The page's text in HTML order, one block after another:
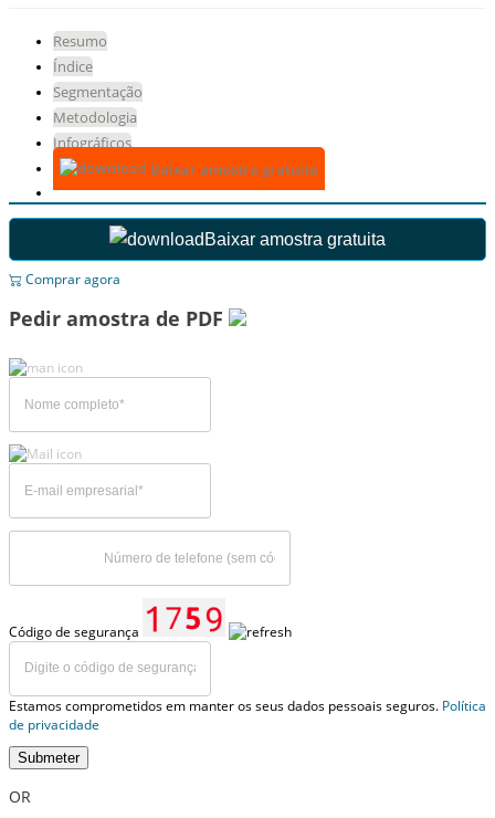
Resumo
Índice
Segmentação
Metodologia
Infográficos
Baixar amostra gratuita
Baixar amostra gratuita
Comprar agora
Pedir amostra de PDF
Código de segurança
Estamos comprometidos em manter os seus dados pessoais seguros. Política
de privacidade
Submeter
OR